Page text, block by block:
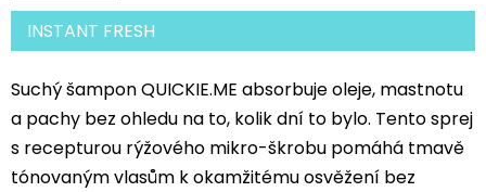
INSTANT FRESH
Suchý šampon QUICKIE.ME absorbuje oleje, mastnotu
a pachy bez ohledu na to, kolik dní to bylo. Tento sprej
s recepturou rýžového mikro-škrobu pomáhá tmavě
tónovaným vlasům k okamžitému osvěžení bez